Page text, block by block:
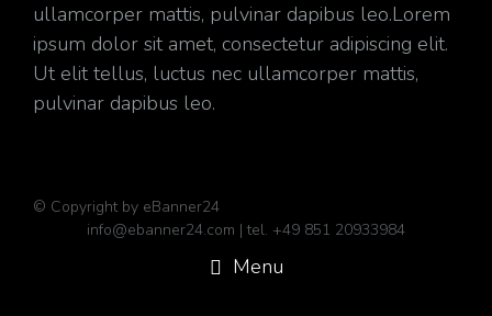
ullamcorper mattis, pulvinar dapibus leo.Lorem
ipsum dolor sit amet, consectetur adipiscing elit.
Ut elit tellus, luctus nec ullamcorper mattis,
pulvinar dapibus leo.
© Copyright by eBanner24
info@ebanner24.com | tel. +49 851 20933984
Menu